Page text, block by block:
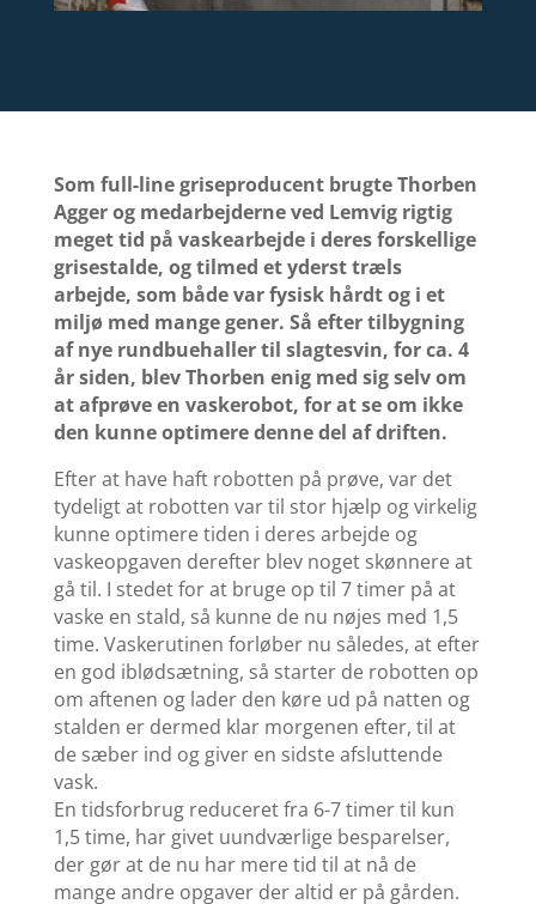
Som full-line griseproducent brugte Thorben
Agger og medarbejderne ved Lemvig rigtig
meget tid på vaskearbejde i deres forskellige
grisestalde, og tilmed et yderst træls
arbejde, som både var fysisk hårdt og i et
miljø med mange gener. Så efter tilbygning
af nye rundbuehaller til slagtesvin, for ca. 4
år siden, blev Thorben enig med sig selv om
at afprøve en vaskerobot, for at se om ikke
den kunne optimere denne del af driften.
Efter at have haft robotten på prøve, var det
tydeligt at robotten var til stor hjælp og virkelig
kunne optimere tiden i deres arbejde og
vaskeopgaven derefter blev noget skønnere at
gå til. I stedet for at bruge op til 7 timer på at
vaske en stald, så kunne de nu nøjes med 1,5
time. Vaskerutinen forløber nu således, at efter
en god iblødsætning, så starter de robotten op
om aftenen og lader den køre ud på natten og
stalden er dermed klar morgenen efter, til at
de sæber ind og giver en sidste afsluttende
vask.
En tidsforbrug reduceret fra 6-7 timer til kun
1,5 time, har givet uundværlige besparelser,
der gør at de nu har mere tid til at nå de
mange andre opgaver der altid er på gården.